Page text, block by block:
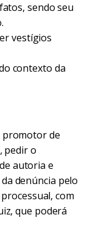
sendo seu
vestígios
contexto da
promotor de
pedir o
autoria e
denúncia pelo
com
que poderá